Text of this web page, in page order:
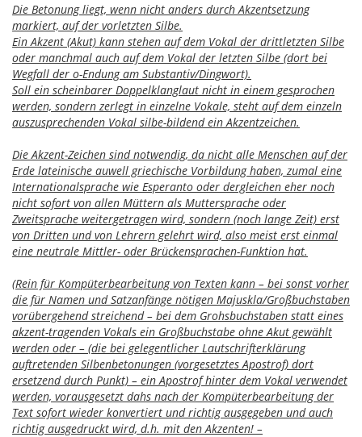
Die Betonung liegt, wenn nicht anders durch Akzentsetzung
markiert, auf der vorletzten Silbe.
Ein Akzent (Akut) kann stehen auf dem Vokal der drittletzten Silbe
oder manchmal auch auf dem Vokal der letzten Silbe (dort bei
Wegfall der o-Endung am Substantiv/Dingwort).
Soll ein scheinbarer Doppelklanglaut nicht in einem gesprochen
werden, sondern zerlegt in einzelne Vokale, steht auf dem einzeln
auszusprechenden Vokal silbe-bildend ein Akzentzeichen.
Die Akzent-Zeichen sind notwendig, da nicht alle Menschen auf der
Erde lateinische auwell griechische Vorbildung haben, zumal eine
Internationalsprache wie Esperanto oder dergleichen eher noch
nicht sofort von allen Müttern als Muttersprache oder
Zweitsprache weitergetragen wird, sondern (noch lange Zeit) erst
von Dritten und von Lehrern gelehrt wird, also meist erst einmal
eine neutrale Mittler- oder Brückensprachen-Funktion hat.
(Rein für Kompüterbearbeitung von Texten kann – bei sonst vorher
die für Namen und Satzanfänge nötigen Majuskla/Großbuchstaben
vorübergehend streichend – bei dem Grohsbuchstaben statt eines
akzent-tragenden Vokals ein Großbuchstabe ohne Akut gewählt
werden oder – (die bei gelegentlicher Lautschrifterklärung
auftretenden Silbenbetonungen (vorgesetztes Apostrof) dort
ersetzend durch Punkt) – ein Apostrof hinter dem Vokal verwendet
werden, vorausgesetzt dahs nach der Kompüterbearbeitung der
Text sofort wieder konvertiert und richtig ausgegeben und auch
richtig ausgedruckt wird, d.h. mit den Akzenten! –